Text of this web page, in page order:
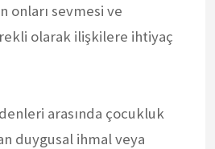
onları sevmesi ve
olarak ilişkilere ihtiyaç
arasında çocukluk
duygusal ihmal veya